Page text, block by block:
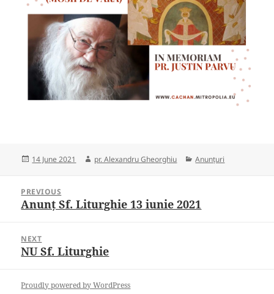
Posted
14 June 2021 Author
pr. Alexandru Gheorghiu Categories
Anunțuri
navigation
PREVIOUS
Previous
Anunț Sf. Liturghie 13 iunie 2021
NEXT
Next
NU Sf. Liturghie
Proudly powered by WordPress